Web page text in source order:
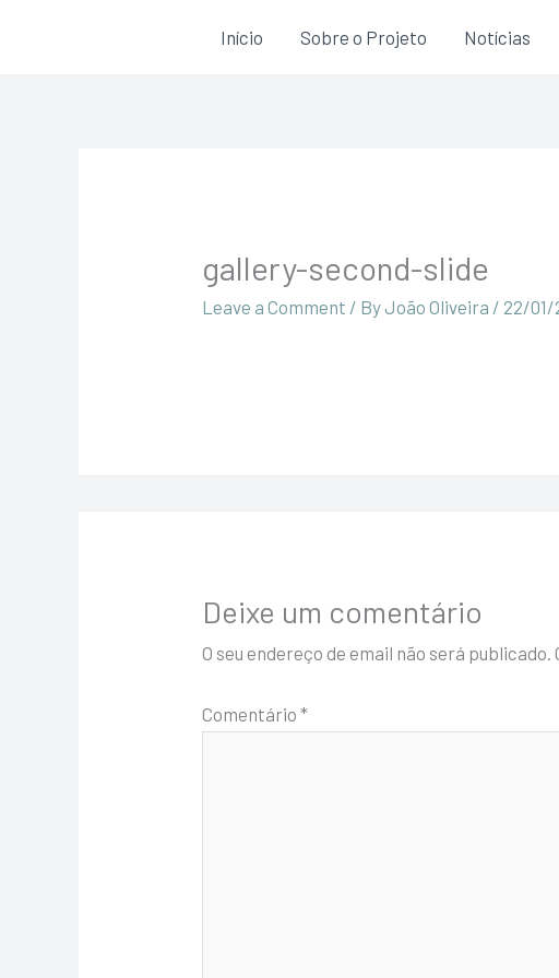
Início Sobre o Projeto Notícias
gallery-second-slide
Leave a Comment / ByJoão Oliveira / 22/01/
Deixe um comentário
O seu endereço de email não será publicado.
Comentário*